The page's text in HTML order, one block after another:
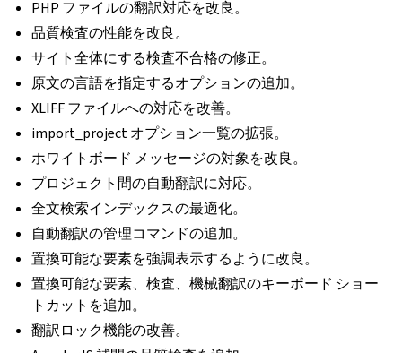
PHP ファイルの翻訳対応を改良。
品質検査の性能を改良。
サイト全体にする検査不合格の修正。
原文の言語を指定するオプションの追加。
XLIFF ファイルへの対応を改善。
import_project オプション一覧の拡張。
ホワイトボード メッセージの対象を改良。
プロジェクト間の自動翻訳に対応。
全文検索インデックスの最適化。
自動翻訳の管理コマンドの追加。
置換可能な要素を強調表示するように改良。
置換可能な要素、検査、機械翻訳のキーボード ショー
トカットを追加。
翻訳ロック機能の改善。